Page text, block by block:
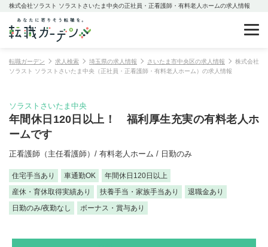
株式会社ソラスト ソラストさいたま中央の正社員・正看護師・有料老人ホームの求人情報
転職ガーデン 求人検索 埼玉県の求人情報 さいたま市中央区の求人情報
株式会社
ソラスト ソラストさいたま中央（正社員・正看護師・有料老人ホーム）の求人情報
ソラストさいたま中央
年間休日120日以上！ 福利厚生充実の有料老人ホ
ームです
正看護師（主任看護師）/ 有料老人ホーム / 日勤のみ
住宅手当あり 車通勤OK
年間休日120日以上
産休・育休取得実績あり
扶養手当・家族手当あり
退職金あり
日勤のみ/夜勤なし
ボーナス・賞与あり